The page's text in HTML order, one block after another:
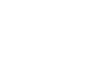
نبات من
البذور
صور